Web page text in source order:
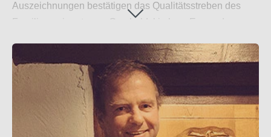
Auszeichnungen bestätigen das Qualitätsstreben des
Familienweinguts aus Gumboldskirchen. Es werden vor
KRUG privat Grand Reserve (NÖ Goldmedaille und 93
Falstaff Punkte) und KRUG Privat Rotgipfler Orange
vegan (Gold AWC) sowie internationale Weiß- und
Rotweinsorten angeboten, die im Geschmack
überzeugen.
Weiterlesen→